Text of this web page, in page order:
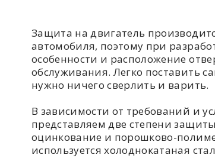
Защита на двигатель
автомобиля, поэтому при
особенности и расположение
обслуживания. Легко поставить
нужно ничего сверлить и варить.
В зависимости от требований и
представляем две степени
оцинкование и порошково-
используется холоднокатаная